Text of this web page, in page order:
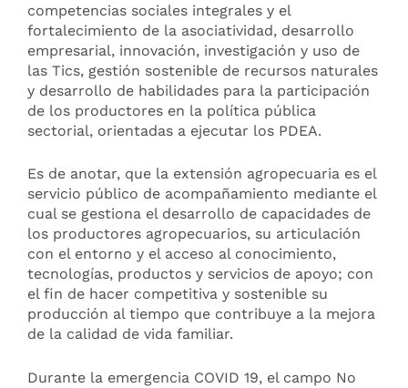
competencias sociales integrales y el
fortalecimiento de la asociatividad, desarrollo
empresarial, innovación, investigación y uso de
las Tics, gestión sostenible de recursos naturales
y desarrollo de habilidades para la participación
de los productores en la política pública
sectorial, orientadas a ejecutar los PDEA.
Es de anotar, que la extensión agropecuaria es el
servicio público de acompañamiento mediante el
cual se gestiona el desarrollo de capacidades de
los productores agropecuarios, su articulación
con el entorno y el acceso al conocimiento,
tecnologías, productos y servicios de apoyo; con
el fin de hacer competitiva y sostenible su
producción al tiempo que contribuye a la mejora
de la calidad de vida familiar.
Durante la emergencia COVID 19, el campo No